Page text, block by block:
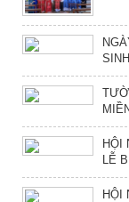
HỘI
LỄ
HỘI